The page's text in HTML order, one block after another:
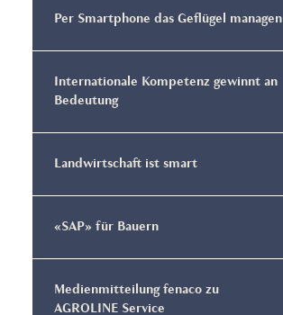
Per Smartphone das Geflügel managen
Internationale Kompetenz gewinnt an
Bedeutung
Landwirtschaft ist smart
«SAP» für Bauern
Medienmitteilung fenaco zu
AGROLINE Service